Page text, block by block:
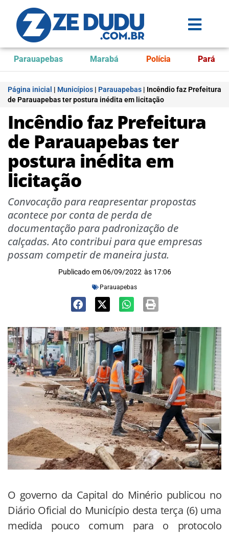
Parauapebas Marabá Polícia Pará
Página inicial | Municípios | Parauapebas | Incêndio faz Prefeitura
de Parauapebas ter postura inédita em licitação
Incêndio faz Prefeitura
de Parauapebas ter
postura inédita em
licitação
Convocação para reapresentar propostas
acontece por conta de perda de
documentação para padronização de
calçadas. Ato contribui para que empresas
possam competir de maneira justa.
Publicado em 06/09/2022 às 17:06
Parauapebas
O governo da Capital do Minério publicou no
Diário Oficial do Município desta terça (6) uma
medida pouco comum para o protocolo